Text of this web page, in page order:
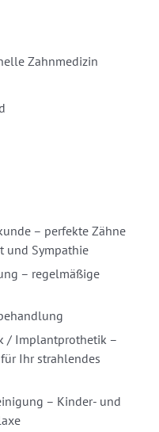
Zahnmedizin
– perfekte Zähne
und Sympathie
– regelmäßige
/ Implantprothetik –
Ihr strahlendes
– Kinder- und